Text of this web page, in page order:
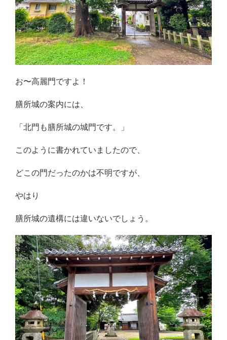
お〜高麗門ですよ！
膳所城の案内には、
「北門も膳所城の城門です。」
このように書かれていましたので、
どこの門だったのかは不明ですが、
やはり
膳所城の遺構には違いないでしょう。